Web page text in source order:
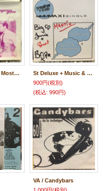
VA / The Onion Most Dangerous Game
St Deluxe + Music & Movement / Mmmmaxisingle
900円(税別)
(税込: 990円)
VA / Candybars